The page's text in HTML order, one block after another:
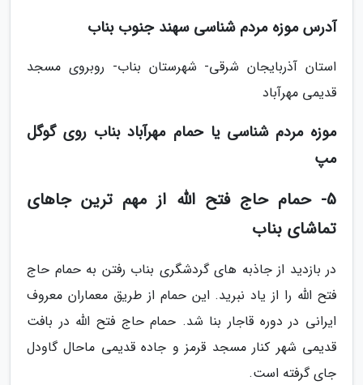
آدرس موزه مردم شناسی سهند جنوب بناب
استان آذربایجان شرقی- شهرستان بناب- روبروی مسجد
قدیمی مهرآباد
موزه مردم شناسی یا حمام مهرآباد بناب روی گوگل
مپ
5- حمام حاج فتح الله از مهم ترین جاهای
تماشای بناب
در بازدید از جاذبه های گردشگری بناب رفتن به حمام حاج
فتح الله را از یاد نبرید. این حمام از طریق معماران معروف
ایرانی در دوره قاجار بنا شد. حمام حاج فتح الله در بافت
قدیمی شهر کنار مسجد قرمز و جاده قدیمی ماحال گاودل
جای گرفته است.